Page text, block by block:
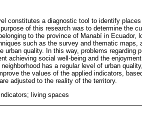
constitutes a diagnostic tool to identify
of this research was to determine the
to the province of Manabí in Ecuador,
such as the survey and thematic maps,
quality. In this way, problems regarding
achieving social well-being and the
has a regular level of urban
the values of the applied indicators,
adjusted to the reality of the territory.
living spaces